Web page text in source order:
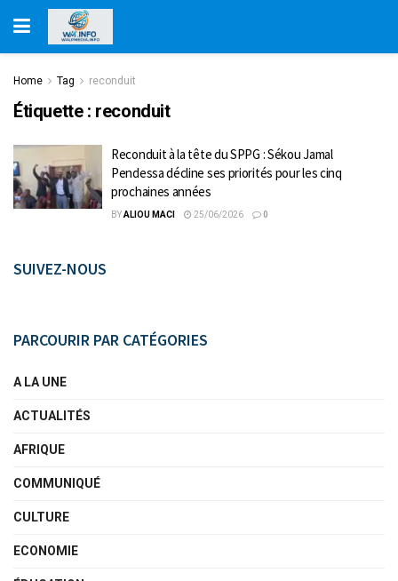
Home Tag reconduit
Étiquette : reconduit
Reconduit à la tête du SPPG : Sékou Jamal
Pendessa décline ses priorités pour les cinq
prochaines années
BYALIOU MACI 25/06/2026 0
SUIVEZ-NOUS
PARCOURIR PAR CATÉGORIES
A LA UNE
ACTUALITÉS
AFRIQUE
COMMUNIQUÉ
CULTURE
ECONOMIE